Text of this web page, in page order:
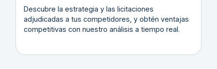
Descubre la estrategia y las licitaciones
adjudicadas a tus competidores, y obtén ventajas
competitivas con nuestro análisis a tiempo real.